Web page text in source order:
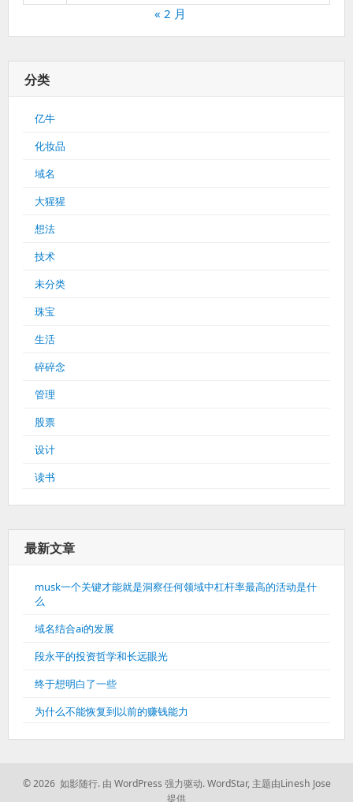
« 2 月
分类
亿牛
化妆品
域名
大猩猩
想法
技术
未分类
珠宝
生活
碎碎念
管理
股票
设计
读书
最新文章
musk一个关键才能就是洞察任何领域中杠杆率最高的活动是什
么
域名结合ai的发展
段永平的投资哲学和长远眼光
终于想明白了一些
为什么不能恢复到以前的赚钱能力
© 2026 如影随行. 由 WordPress 强力驱动. WordStar, 主题由Linesh Jose
提供